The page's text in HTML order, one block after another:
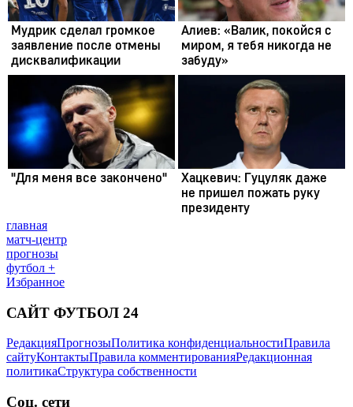
главная
матч-центр
прогнозы
футбол +
Избранное
САЙТ ФУТБОЛ 24
РедакцияПрогнозыПолитика конфиденциальностиПравила
сайтуКонтактыПравила комментированияРедакционная
политикаСтруктура собственности
Соц. сети